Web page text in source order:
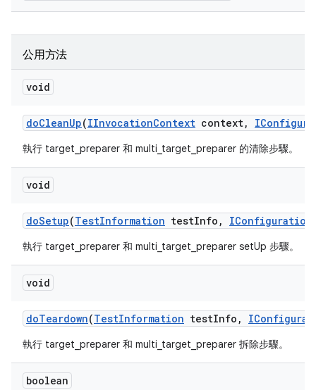
公用方法
void
doCleanUp(IInvocationContext context,
執行 target_preparer 和 multi_target_preparer 的清除步驟。
void
doSetup(TestInformation testInfo , IConfiguration
執行 target_preparer 和 multi_target_preparer setUp 步驟。
void
doTeardown(TestInformation testInfo ,
執行 target_preparer 和 multi_target_preparer 拆除步驟。
boolean